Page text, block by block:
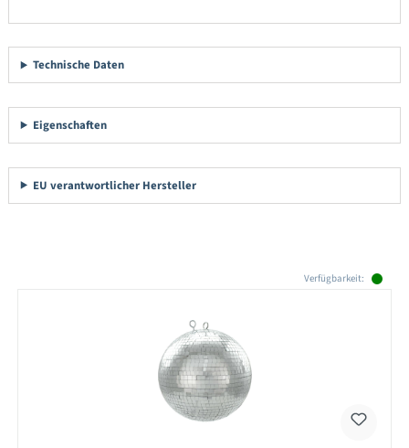
Technische Daten
Eigenschaften
EU verantwortlicher Hersteller
Verfügbarkeit: